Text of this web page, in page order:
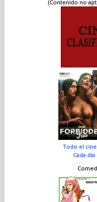
(Contenido no
Todo el cine
Cada